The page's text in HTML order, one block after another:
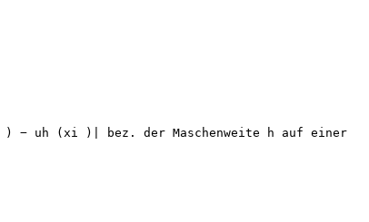
) − uh (xi )| bez. der Maschenweite h auf einer